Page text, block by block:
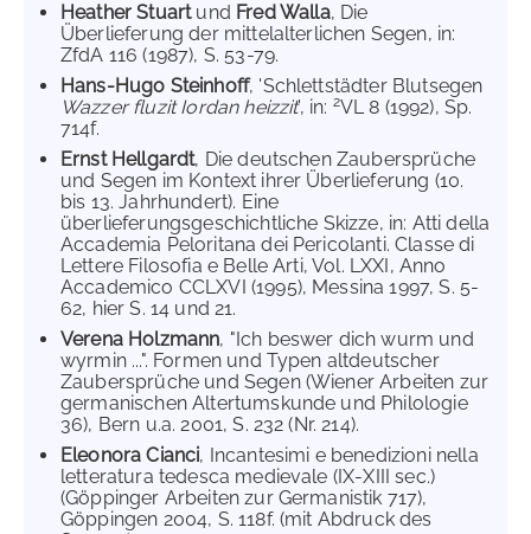
Heather Stuartund Fred Walla, Die
Überlieferung der mittelalterlichen Segen, in:
ZfdA 116 (1987), S. 53-79.
Hans-Hugo Steinhoff, 'Schlettstädter Blutsegen
Wazzer fluzit Iordan heizzit', in: 2VL 8 (1992), Sp.
714f.
Ernst Hellgardt, Die deutschen Zaubersprüche
und Segen im Kontext ihrer Überlieferung (10.
bis 13. Jahrhundert). Eine
überlieferungsgeschichtliche Skizze, in: Atti della
Accademia Peloritana dei Pericolanti. Classe di
Lettere Filosofia e Belle Arti, Vol. LXXI, Anno
Accademico CCLXVI (1995), Messina 1997, S. 5-
62, hier S. 14 und 21.
Verena Holzmann, "Ich beswer dich wurm und
wyrmin ...". Formen und Typen altdeutscher
Zaubersprüche und Segen (Wiener Arbeiten zur
germanischen Altertumskunde und Philologie
36), Bern u.a. 2001, S. 232 (Nr. 214).
Eleonora Cianci, Incantesimi e benedizioni nella
letteratura tedesca medievale (IX-XIII sec.)
(Göppinger Arbeiten zur Germanistik 717),
Göppingen 2004, S. 118f. (mit Abdruck des